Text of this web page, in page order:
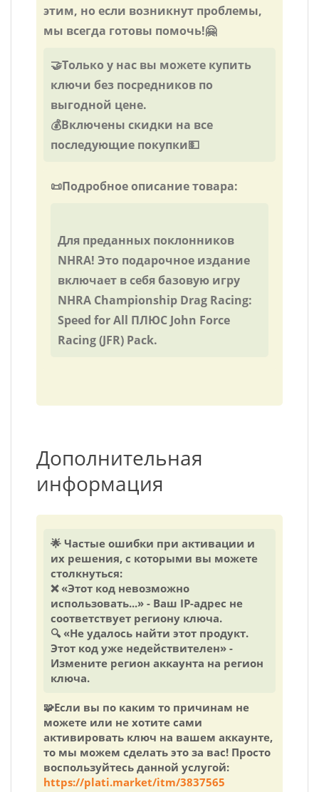
этим, но если возникнут проблемы,
мы всегда готовы помочь!🤗
🤝Только у нас вы можете купить
ключи без посредников по
выгодной цене.
💰Включены скидки на все
последующие покупки💵
📜Подробное описание товара:
Для преданных поклонников
NHRA! Это подарочное издание
включает в себя базовую игру
NHRA Championship Drag Racing:
Speed for All ПЛЮС John Force
Racing (JFR) Pack.
Дополнительная
информация
🌟 Частые ошибки при активации и
их решения, с которыми вы можете
столкнуться:
❌ «Этот код невозможно
использовать...» - Ваш IP-адрес не
соответствует региону ключа.
🔍 «Не удалось найти этот продукт.
Этот код уже недействителен» -
Измените регион аккаунта на регион
ключа.
🧩Если вы по каким то причинам не
можете или не хотите сами
активировать ключ на вашем аккаунте,
то мы можем сделать это за вас! Просто
воспользуйтесь данной услугой:
https://plati.market/itm/3837565